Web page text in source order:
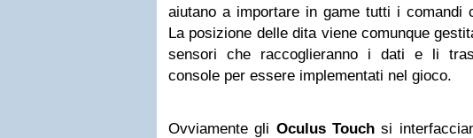
aiutano a importare in game tutti i comandi
La posizione delle dita viene comunque
sensori che raccoglieranno i dati e li
console per essere implementati nel gioco.
Ovviamente gli Oculus Touch si